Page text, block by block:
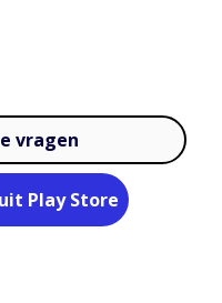
vragen
Play Store